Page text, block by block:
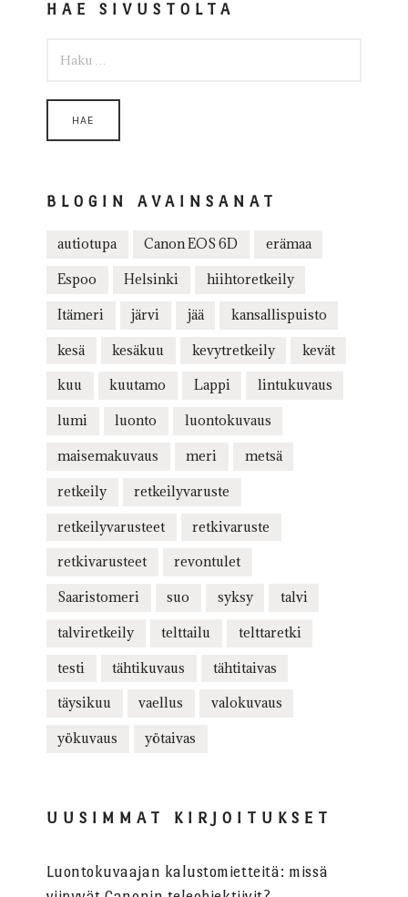
HAE SIVUSTOLTA
BLOGIN AVAINSANAT
autiotupa Canon EOS 6D erämaa
Espoo Helsinki hiihtoretkeily
Itämeri järvi jää kansallispuisto
kesä kesäkuu kevytretkeily kevät
kuu kuutamo Lappi lintukuvaus
lumi luonto luontokuvaus
maisemakuvaus meri metsä
retkeily retkeilyvaruste
retkeilyvarusteet retkivaruste
retkivarusteet revontulet
Saaristomeri suo syksy talvi
talviretkeily telttailu telttaretki
testi tähtikuvaus tähtitaivas
täysikuu vaellus valokuvaus
yökuvaus yötaivas
UUSIMMAT KIRJOITUKSET
Luontokuvaajan kalustomietteitä: missä